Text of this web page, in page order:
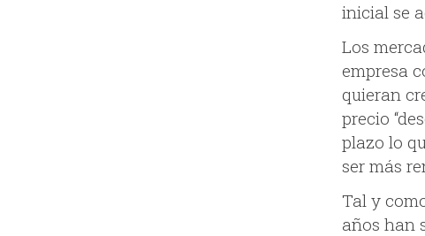
inicial se
Los
empresa
quieran
precio
plazo lo
ser más
Tal y
años han